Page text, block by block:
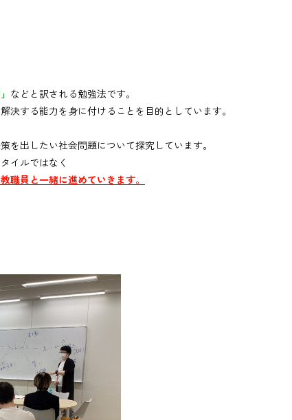
などと訳される勉強法です。
する能力を身に付けることを目的としています。
を出したい社会問題について探究しています。
イルではなく
職員と一緒に進めていきます。